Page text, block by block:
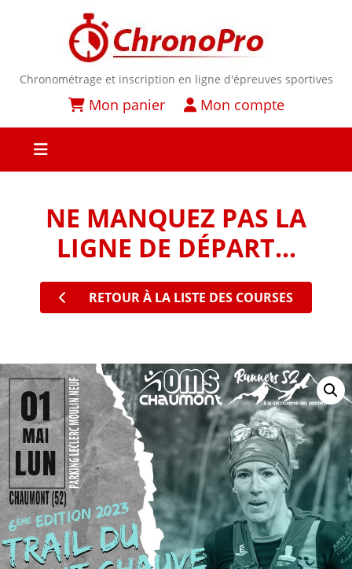
Chronométrage et inscription en ligne d'épreuves sportives
Mon panier Mon compte
NE MANQUEZ PAS LA
LIGNE DE DÉPART...
RETOUR À LA LISTE DES COURSES